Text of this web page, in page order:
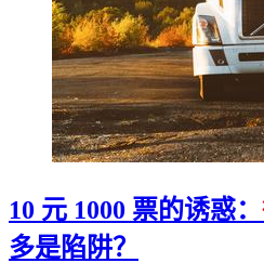
10 元 1000 票的诱惑：
多是陷阱？